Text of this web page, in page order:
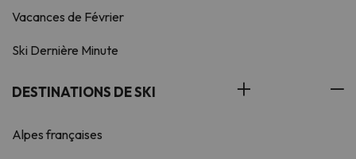
Vacances de Février
Ski Dernière Minute
DESTINATIONS DE SKI
Alpes françaises